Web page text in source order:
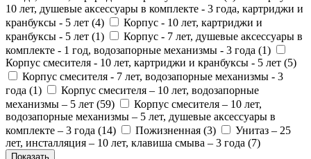
10 лет, душевые аксессуары в комплекте - 3 года, картриджи и
кранбуксы - 5 лет (4)
Корпус - 10 лет, картриджи и
кранбуксы - 5 лет (1)
Корпус - 7 лет, душевые аксессуары в
комплекте - 1 год, водозапорные механизмы - 3 года (1)
Корпус смесителя - 10 лет, картриджи и кранбуксы - 5 лет (5)
Корпус смесителя - 7 лет, водозапорные механизмы - 3
года (1)
Корпус смесителя – 10 лет, водозапорные
механизмы – 5 лет (59)
Корпус смесителя – 10 лет,
водозапорные механизмы – 5 лет, душевые аксессуары в
комплекте – 3 года (14) Пожизненная (3)
Унитаз – 25
лет, инсталляция – 10 лет, клавиша смыва – 3 года (7)